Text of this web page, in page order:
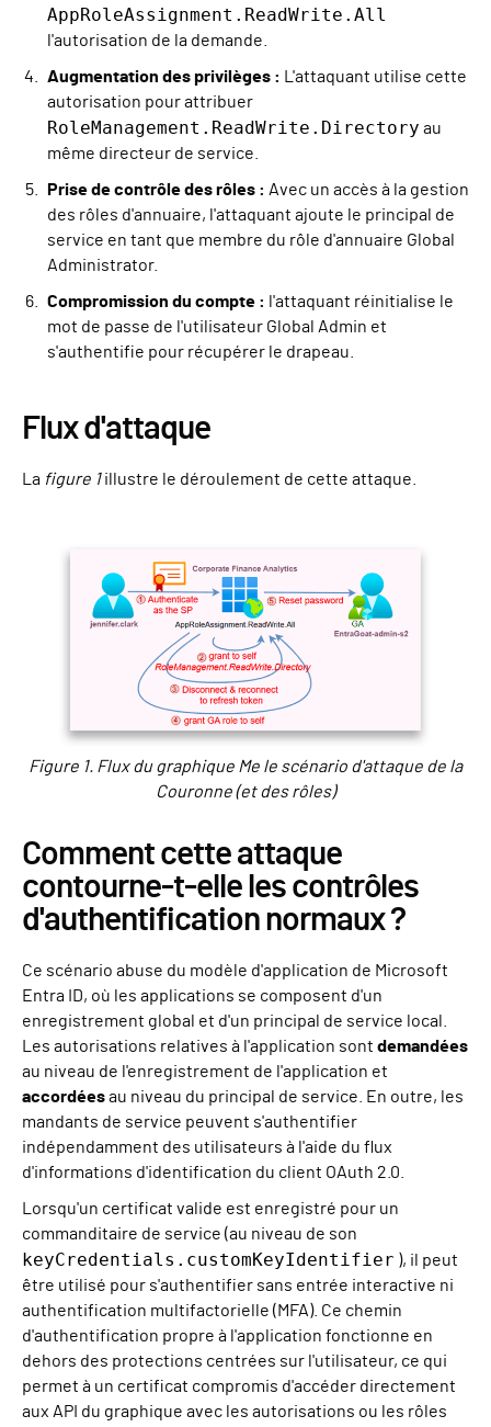
AppRoleAssignment.ReadWrite.All
l'autorisation de la demande.
Augmentation des privilèges :
L'attaquant utilise cette
autorisation pour attribuer
RoleManagement.ReadWrite.Directory au
même directeur de service.
Prise de contrôle des rôles : Avec un accès à la gestion
des rôles d'annuaire, l'attaquant ajoute le principal de
service en tant que membre du rôle d'annuaire Global
Administrator.
Compromission du compte : l'attaquant réinitialise le
mot de passe de l'utilisateur Global Admin et
s'authentifie pour récupérer le drapeau.
Flux d'attaque
La figure 1illustre le déroulement de cette attaque.
Figure 1. Flux du graphique Me le scénario d'attaque de la
Couronne (et des rôles)
Comment cette attaque
contourne-t-elle les contrôles
d'authentification normaux ?
Ce scénario abuse du modèle d'application de Microsoft
Entra ID, où les applications se composent d'un
enregistrement global et d'un principal de service local.
Les autorisations relatives à l'application sont demandées
au niveau de l'enregistrement de l'application et
accordéesau niveau du principal de service. En outre, les
mandants de service peuvent s'authentifier
indépendamment des utilisateurs à l'aide du flux
d'informations d'identification du client OAuth 2.0.
Lorsqu'un certificat valide est enregistré pour un
commanditaire de service (au niveau de son
keyCredentials.customKeyIdentifier ), il peut
être utilisé pour s'authentifier sans entrée interactive ni
authentification multifactorielle (MFA). Ce chemin
d'authentification propre à l'application fonctionne en
dehors des protections centrées sur l'utilisateur, ce qui
permet à un certificat compromis d'accéder directement
aux API du graphique avec les autorisations ou les rôles